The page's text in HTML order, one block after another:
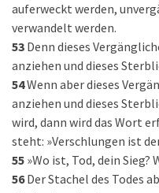
auferweckt werden,
verwandelt werden.
53 Denn dieses
anziehen und dieses
54Wenn aber dieses
anziehen und dieses
wird, dann wird das Wort
steht: »Verschlungen ist
55 »Wo ist, Tod, dein Sieg?
56 Der Stachel des Todes